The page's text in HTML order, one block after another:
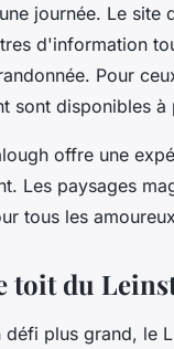
journée. Le
d'information
Pour
sont disponibles à
offre une
Les paysages
tous les
toit du
défi plus grand, le